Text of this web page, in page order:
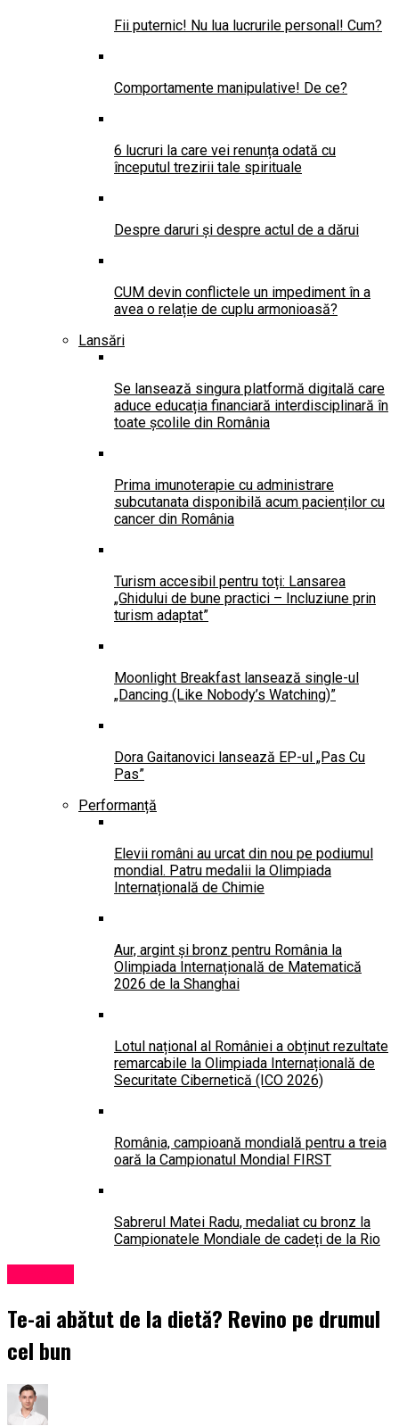
Fii puternic! Nu lua lucrurile personal! Cum?
Comportamente manipulative! De ce?
6 lucruri la care vei renunța odată cu
începutul trezirii tale spirituale
Despre daruri și despre actul de a dărui
CUM devin conflictele un impediment în a
avea o relație de cuplu armonioasă?
Lansări
Se lansează singura platformă digitală care
aduce educația financiară interdisciplinară în
toate școlile din România
Prima imunoterapie cu administrare
subcutanata disponibilă acum pacienților cu
cancer din România
Turism accesibil pentru toți: Lansarea
„Ghidului de bune practici – Incluziune prin
turism adaptat”
Moonlight Breakfast lansează single-ul
„Dancing (Like Nobody’s Watching)”
Dora Gaitanovici lansează EP-ul „Pas Cu
Pas”
Performanță
Elevii români au urcat din nou pe podiumul
mondial. Patru medalii la Olimpiada
Internațională de Chimie
Aur, argint și bronz pentru România la
Olimpiada Internațională de Matematică
2026 de la Shanghai
Lotul național al României a obținut rezultate
remarcabile la Olimpiada Internațională de
Securitate Cibernetică (ICO 2026)
România, campioană mondială pentru a treia
oară la Campionatul Mondial FIRST
Sabrerul Matei Radu, medaliat cu bronz la
Campionatele Mondiale de cadeți de la Rio
Te-ai abătut de la dietă? Revino pe drumul
cel bun